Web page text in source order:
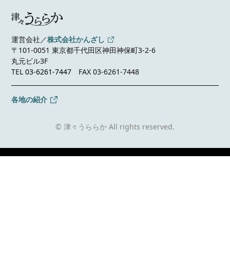
運営会社／株式会社かんざし
〒101-0051 東京都千代田区神田神保町3-2-6
丸元ビル3F
TEL03-6261-7447 FAX 03-6261-7448
各地の紹介
© 津々うららか All rights reserved.